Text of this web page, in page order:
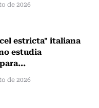
de 2026
estricta" italiana
estudia
de 2026